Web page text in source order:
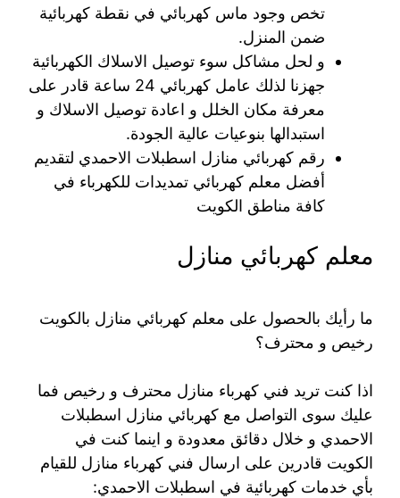
تخص وجود ماس كهربائي في نقطة كهربائية
ضمن المنزل.
و لحل مشاكل سوء توصيل الاسلاك الكهربائية
جهزنا لذلك عامل كهربائي 24 ساعة قادر على
معرفة مكان الخلل و اعادة توصيل الاسلاك و
استبدالها بنوعيات عالية الجودة.
رقم كهربائي منازل اسطبلات الاحمدي لتقديم
أفضل معلم كهربائي تمديدات للكهرباء في
كافة مناطق الكويت
معلم كهربائي منازل
ما رأيك بالحصول على معلم كهربائي منازل بالكويت
رخيص و محترف؟
اذا كنت تريد فني كهرباء منازل محترف و رخيص فما
عليك سوى التواصل مع كهربائي منازل اسطبلات
الاحمدي و خلال دقائق معدودة و اينما كنت في
الكويت قادرين على ارسال فني كهرباء منازل للقيام
بأي خدمات كهربائية في اسطبلات الاحمدي: